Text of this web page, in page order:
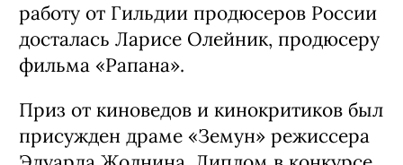
работу от Гильдии продюсеров России
досталась Ларисе Олейник, продюсеру
фильма «Рапана».
Приз от киноведов и кинокритиков был
присужден драме «Земун» режиссера